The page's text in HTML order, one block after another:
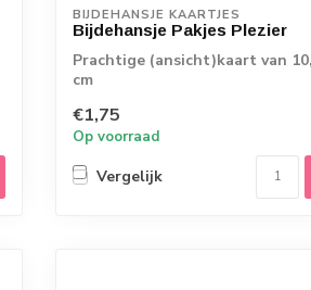
BIJDEHANSJE KAARTJES
Bijdehansje Pakjes Plezier
Prachtige (ansicht)kaart van
cm
€1,75
Op voorraad
Vergelijk